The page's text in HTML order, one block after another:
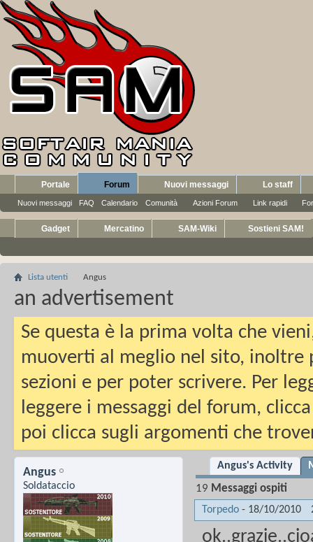
Portale Forum
Nuovi messaggi FAQ Calendario Comunità Azioni Forum Link rapidi
Nuovi messaggi Lo staff
Gadget Mercatino SAM-Wiki Sostieni SAM!
Lista utenti Angus
an advertisement
Se questa è la prima volta che
muoverti al meglio nel sito, inoltre
sezioni e per poter scrivere. Per
leggere i messaggi del forum,
poi clicca sugli argomenti che
Angus
Soldataccio
Angus's Activity
19 Messaggi ospiti
Torpedo - 18/10/2010